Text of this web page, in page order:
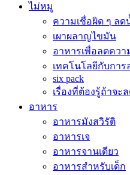
ไม่หมู
ความเชื่อผิด ๆ ลด
เผาผลาญไขมัน
อาหารเพื่อลดคว
เทคโนโลยีกับกา
six pack
เรื่องที่ต้องรู้ถ้าจะ
อาหาร
อาหารมังสวิรัติ
อาหารเจ
อาหารจานเดียว
อาหารสำหรับเด็ก